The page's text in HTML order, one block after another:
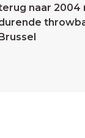
naar 2004
Brussel